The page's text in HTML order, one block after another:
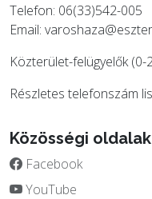
Telefon: 06(33)542-005
Email:
Közterület-felügyelők
Részletes telefonszám
Közösségi oldalak
Facebook
YouTube